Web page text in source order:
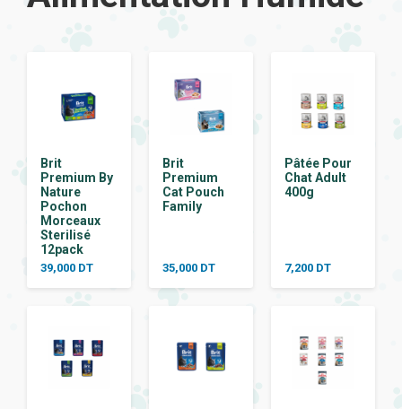
Brit
Premium By
Nature
Pochon
Morceaux
Sterilisé
12pack
39,000 DT
Brit
Premium
Cat Pouch
Family
35,000 DT
Pâtée Pour
Chat Adult
400g
7,200 DT